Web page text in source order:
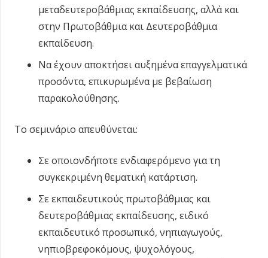
μεταδευτεροβάθμιας εκπαίδευσης, αλλά και
στην Πρωτοβάθμια και Δευτεροβάθμια
εκπαίδευση.
Να έχουν αποκτήσει αυξημένα επαγγελματικά
προσόντα, επικυρωμένα με βεβαίωση
παρακολούθησης.
Τo σεμινάριο απευθύνεται:
Σε οποιονδήποτε ενδιαφερόμενο για τη
συγκεκριμένη θεματική κατάρτιση.
Σε εκπαιδευτικούς πρωτοβάθμιας και
δευτεροβάθμιας εκπαίδευσης, ειδικό
εκπαιδευτικό προσωπικό, νηπιαγωγούς,
νηπιοβρεφοκόμους, ψυχολόγους,